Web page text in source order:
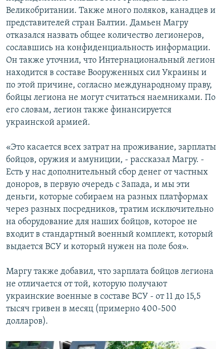
Великобритании. Также много поляков, канадцев и
представителей стран Балтии. Дамьен Магру
отказался назвать общее количество легионеров,
сославшись на конфиденциальность информации.
Он также уточнил, что Интернациональный легион
находится в составе Вооруженных сил Украины и
по этой причине, согласно международному праву,
бойцы легиона не могут считаться наемниками. По
его словам, легион также финансируется
украинской армией.
«Это касается всех затрат на проживание, зарплаты
бойцов, оружия и амуниции, - рассказал Магру. -
Есть у нас дополнительный сбор денег от частных
доноров, в первую очередь с Запада, и мы эти
деньги, которые собираем на разных платформах
через разных посредников, тратим исключительно
на оборудование для наших бойцов, которое не
входит в стандартный военный комплект, который
выдается ВСУ и который нужен на поле боя».
Маргу также добавил, что зарплата бойцов легиона
не отличается от той, которую получают
украинские военные в составе ВСУ - от 11 до 15,5
тысяч гривен в месяц (примерно 400-500
долларов).